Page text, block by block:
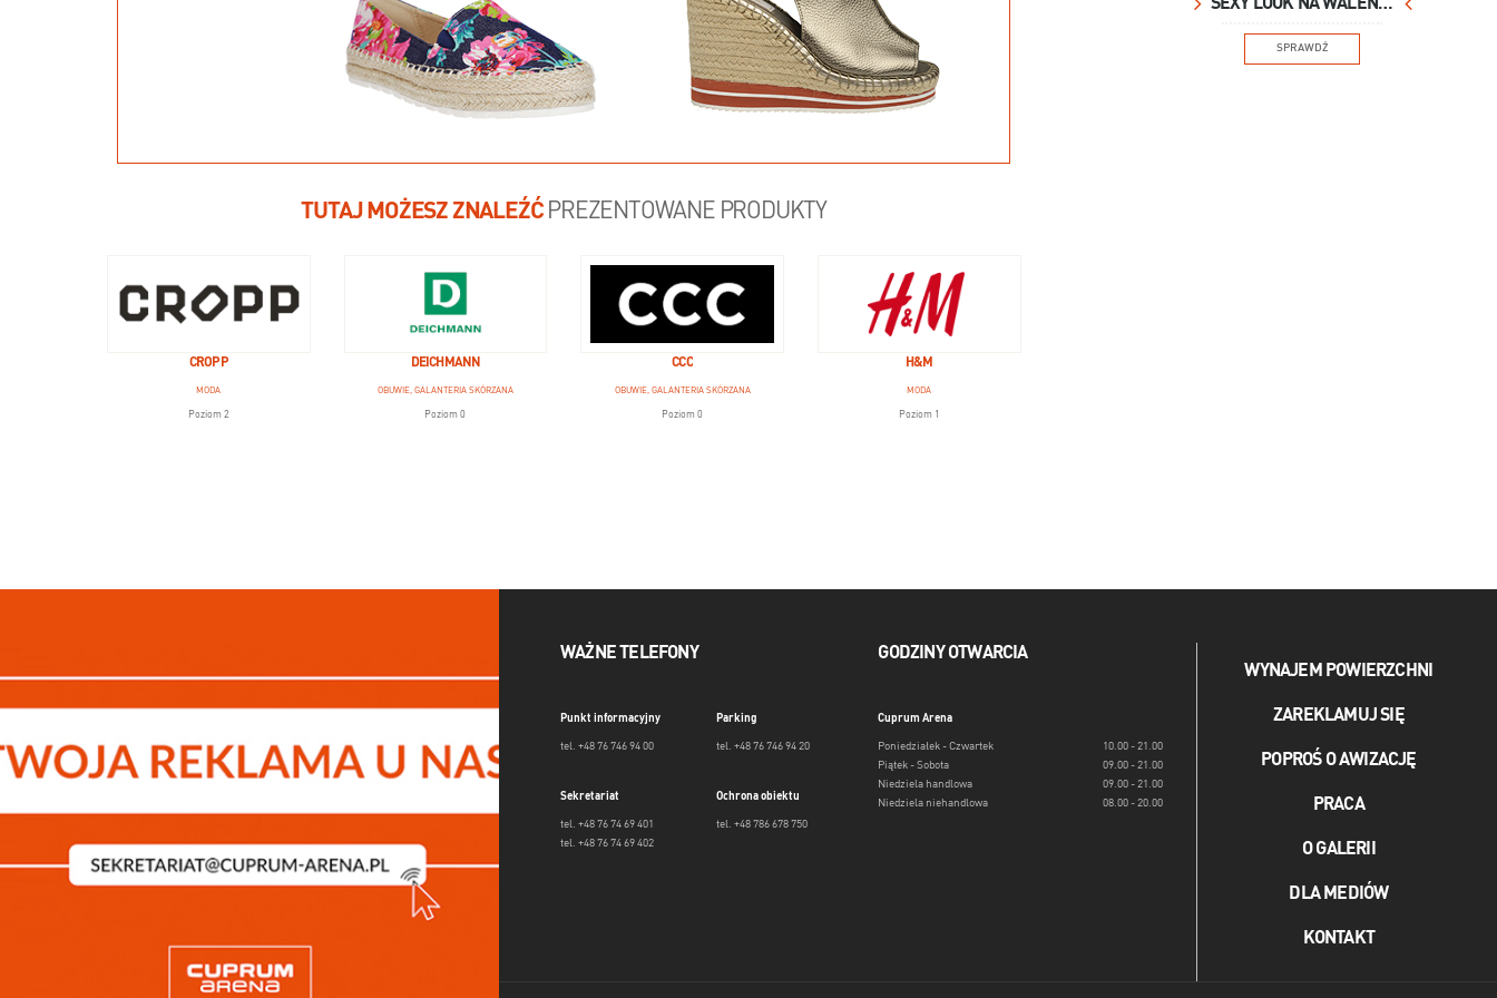
TUTAJ MOŻESZ ZNALEŹĆPREZENTOWANE PRODUKTY
CROPP
MODA
Poziom 2
DEICHMANN
OBUWIE, GALANTERIA SKÓRZANA
Poziom 0
CCC
OBUWIE, GALANTERIA SKÓRZANA
Poziom 0
H&M
MODA
Poziom 1
SEXY LOOK NA WALENTYNKI
SPRAWDŹ
WAŻNE TELEFONY
Punkt informacyjny
tel. +48 76 746 94 00
Parking
tel. +48 76 746 94 20
Sekretariat
tel. +48 76 74 69 401
tel. +48 76 74 69 402
Ochrona obiektu
tel. +48 786 678 750
GODZINY OTWARCIA
Cuprum Arena
Poniedziałek - Czwartek
10.00 - 21.00
Piątek - Sobota
09.00 - 21.00
Niedziela handlowa
09.00 - 21.00
Niedziela niehandlowa
08.00 - 20.00
WYNAJEM POWIERZCHNI
ZAREKLAMUJ SIĘ
POPROŚ O AWIZACJĘ
PRACA
O GALERII
DLA MEDIÓW
KONTAKT